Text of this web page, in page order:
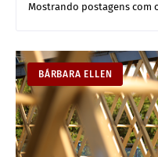
Mostrando postagens com
BÁRBARA ELLEN